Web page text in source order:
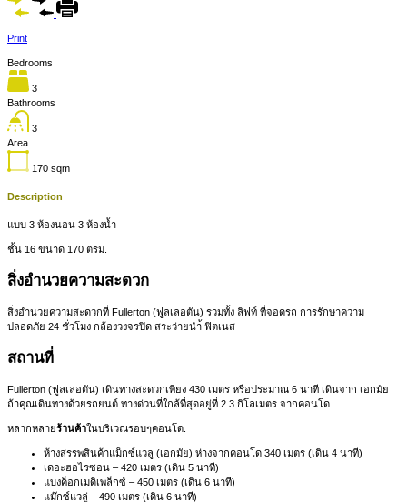
Print
Bedrooms
3
Bathrooms
3
Area
170 sqm
Description
แบบ 3 ห้องนอน 3 ห้องน้ำ
ชั้น 16 ขนาด 170 ตรม.
สิ่งอำนวยความสะดวก
สิ่งอำนวยความสะดวกที่ Fullerton (ฟูลเลอตัน) รวมทั้ง ลิฟท์ ที่จอดรถ การรักษาความ
ปลอดภัย 24 ชั่วโมง กล้องวงจรปิด สระว่ายนำ้ ฟิตเนส
สถานที่
Fullerton (ฟูลเลอตัน) เดินทางสะดวกเพียง 430 เมตร หรือประมาณ 6 นาที เดินจาก เอกมัย
ถ้าคุณเดินทางด้วยรถยนต์ ทางด่วนที่ใกล้ที่สุดอยู่ที่ 2.3 กิโลเมตร จากคอนโด
หลากหลายร้านค้าในบริเวณรอบๆคอนโด:
ห้างสรรพสินค้าแม็กซ์แวลู (เอกมัย) ห่างจากคอนโด 340 เมตร (เดิน 4 นาที)
เดอะฮอไรซอน – 420 เมตร (เดิน 5 นาที)
แบงค็อกเมดิเพล็กซ์ – 450 เมตร (เดิน 6 นาที)
แม๊กซ์แวลู่ – 490 เมตร (เดิน 6 นาที)